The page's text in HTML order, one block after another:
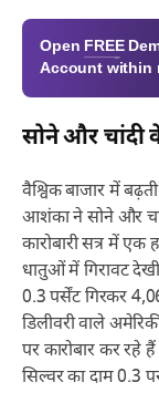
Open FREE
Account within
सोने और चांदी
वैश्विक बाजार में
आशंका ने सोने और
कारोबारी सत्र में
धातुओं में गिरावट देखी
0.3 पर्सेंट गिरकर
डिलीवरी वाले
पर कारोबार कर रहे
सिल्वर का दाम 0.3